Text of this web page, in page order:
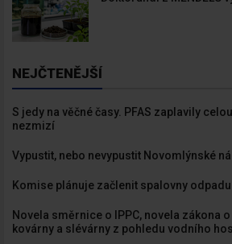
NEJČTENĚJŠÍ
S jedy na věčné časy. PFAS zaplavily
nezmizí
Vypustit, nebo nevypustit Novomlýnské
Komise plánuje začlenit spalovny odpadu
Novela směrnice o IPPC, novela zákona o
kovárny a slévárny z pohledu vodního